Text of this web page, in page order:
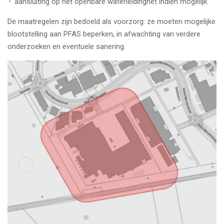
De maatregelen zijn bedoeld als voorzorg: ze moeten mogelijke
blootstelling aan PFAS beperken, in afwachting van verdere
onderzoeken en eventuele sanering.